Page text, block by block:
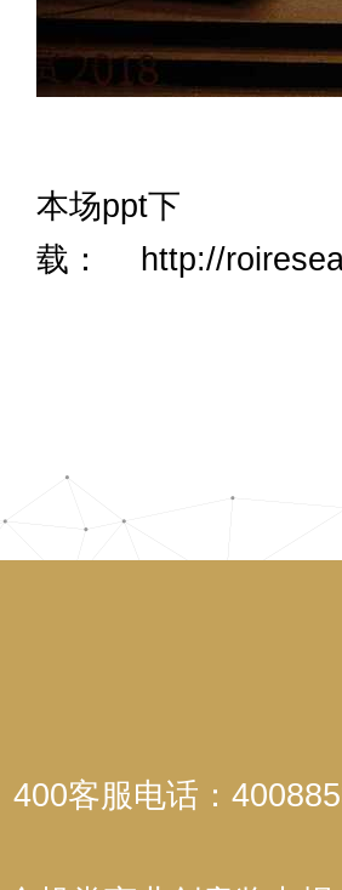
本场ppt下
载： http://
400客服电话：